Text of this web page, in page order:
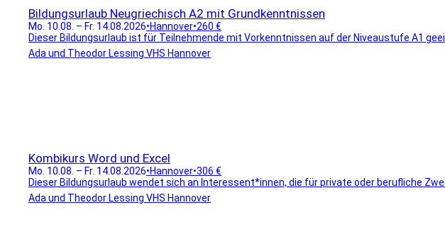
Bildungsurlaub Neugriechisch A2 mit Grundkenntnissen
Mo. 10.08. – Fr. 14.08.2026•Hannover•260 €
Dieser Bildungsurlaub ist für Teilnehmende mit Vorkenntnissen auf der Niveaustufe A1
Ada und Theodor Lessing VHS Hannover
Kombikurs Word und Excel
Mo. 10.08. – Fr. 14.08.2026•Hannover•306 €
Dieser Bildungsurlaub wendet sich an Interessent*innen, die für private oder berufliche
Ada und Theodor Lessing VHS Hannover